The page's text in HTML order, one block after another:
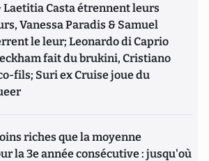
Laetitia Casta étrennent leurs
Vanessa Paradis & Samuel
le leur; Leonardo di Caprio
fait du brukini, Cristiano
fils; Suri ex Cruise joue du
riches que la moyenne
la 3e année consécutive : jusqu'où